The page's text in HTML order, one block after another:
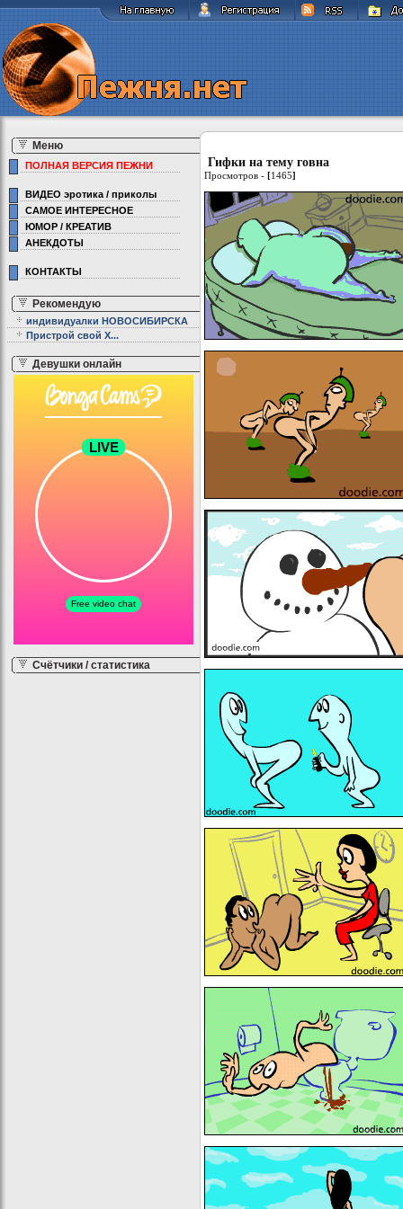
Меню
ПОЛНАЯ ВЕРСИЯ ПЕЖНИ
ВИДЕО эротика / приколы
САМОЕ ИНТЕРЕСНОЕ
ЮМОР / КРЕАТИВ
АНЕКДОТЫ
КОНТАКТЫ
Рекомендую
индивидуалки НОВОСИБИРСКА
Пристрой свой Х...
Девушки онлайн
Счётчики / статистика
Гифки на тему говна
Просмотров - [1465]